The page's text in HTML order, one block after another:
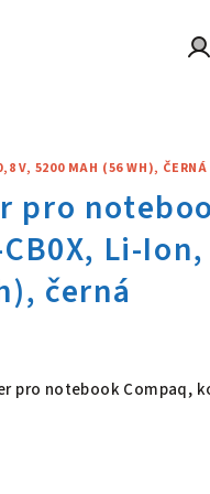
V, 5200 MAH (56 WH), ČERNÁ
pro
pro notebook Compaq,